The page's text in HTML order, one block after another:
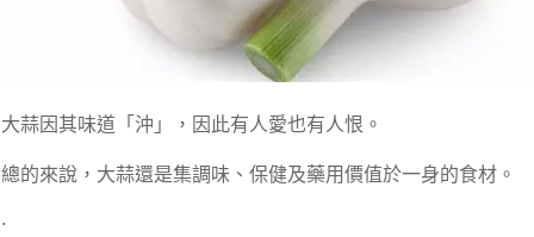
大蒜因其味道「沖」，因此有人愛也有人恨。
總的來說，大蒜還是集調味、保健及藥用價值於一身的食材。
.